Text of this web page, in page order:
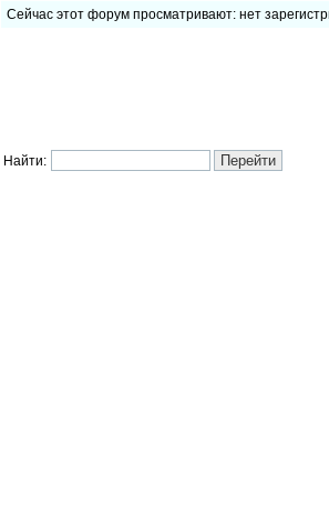
Сейчас этот форум просматривают: нет
Найти: